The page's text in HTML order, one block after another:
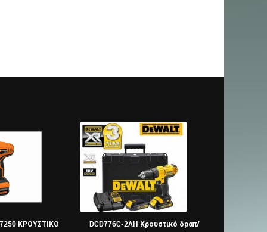
ΚΡΟΥΣΤΙΚΟ
DCD776C-2AH Κρουστικό δραπ/